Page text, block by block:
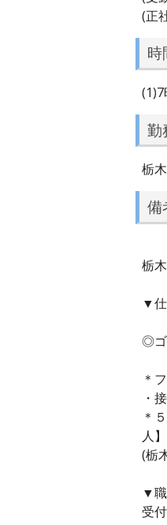
(正
時
勤
栃
備
栃
▼
◎ゴ
＊
・
＊
人
(栃
▼
受